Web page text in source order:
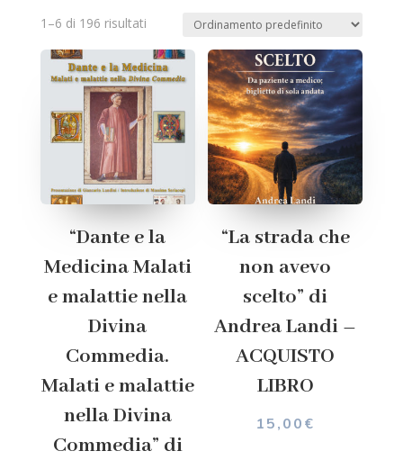
1–6 di 196 risultati
“Dante e la
Medicina Malati
e malattie nella
Divina
Commedia.
Malati e malattie
nella Divina
Commedia” di
“La strada che
non avevo
scelto” di
Andrea Landi –
ACQUISTO
LIBRO
15,00€